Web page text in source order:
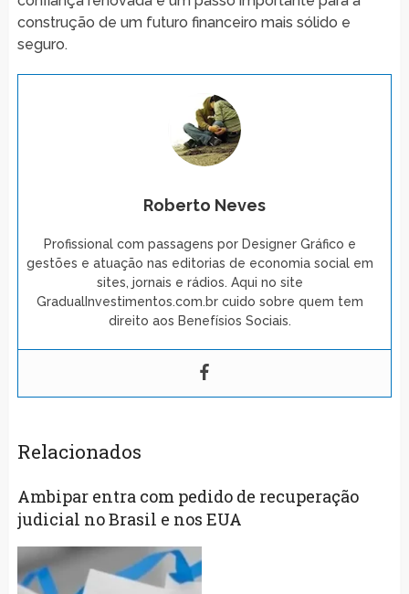
construção de um futuro financeiro mais sólido e
seguro.
Roberto Neves
Profissional com passagens por Designer Gráfico e
gestões e atuação nas editorias de economia social em
sites, jornais e rádios. Aqui no site
GradualInvestimentos.com.br cuido sobre quem tem
direito aos Benefísios Sociais.
Relacionados
Ambipar entra com pedido de recuperação
judicial no Brasil e nos EUA